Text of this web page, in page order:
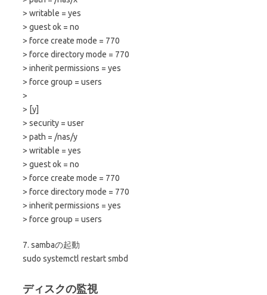
> writable = yes
> guest ok = no
> force create mode = 770
> force directory mode = 770
> inherit permissions = yes
> force group = users
>
> [y]
> security = user
> path = /nas/y
> writable = yes
> guest ok = no
> force create mode = 770
> force directory mode = 770
> inherit permissions = yes
> force group = users
7. sambaの起動
sudo systemctl restart smbd
ディスクの監視